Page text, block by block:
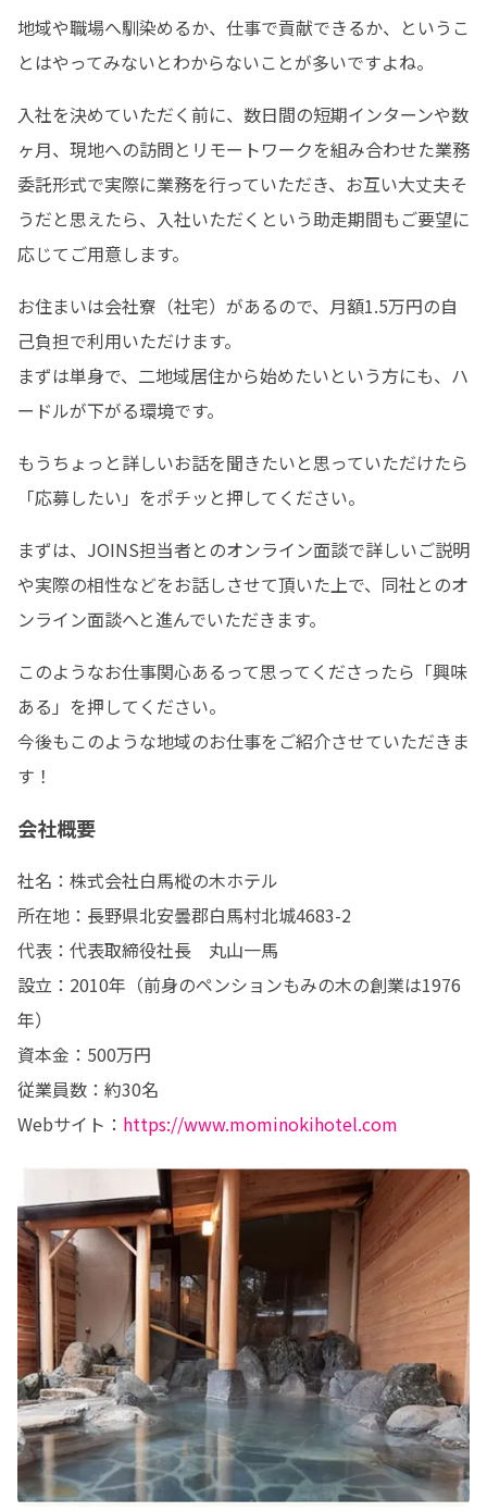
地域や職場へ馴染めるか、仕事で貢献できるか、というこ
とはやってみないとわからないことが多いですよね。
入社を決めていただく前に、数日間の短期インターンや数
ヶ月、現地への訪問とリモートワークを組み合わせた業務
委託形式で実際に業務を行っていただき、お互い大丈夫そ
うだと思えたら、入社いただくという助走期間もご要望に
応じてご用意します。
お住まいは会社寮（社宅）があるので、月額1.5万円の自
己負担で利用いただけます。
まずは単身で、二地域居住から始めたいという方にも、ハ
ードルが下がる環境です。
もうちょっと詳しいお話を聞きたいと思っていただけたら
「応募したい」をポチッと押してください。
まずは、JOINS担当者とのオンライン面談で詳しいご説明
や実際の相性などをお話しさせて頂いた上で、同社とのオ
ンライン面談へと進んでいただきます。
このようなお仕事関心あるって思ってくださったら「興味
ある」を押してください。
今後もこのような地域のお仕事をご紹介させていただきま
す！
会社概要
社名：株式会社白馬樅の木ホテル
所在地：長野県北安曇郡白馬村北城4683-2
代表：代表取締役社長　丸山一馬
設立：2010年（前身のペンションもみの木の創業は1976
年）
資本金：500万円
従業員数：約30名
Webサイト： https://www.mominokihotel.com